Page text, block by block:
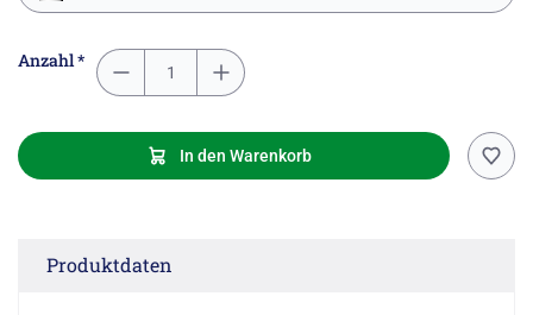
Anzahl *
In den Warenkorb
Produktdaten